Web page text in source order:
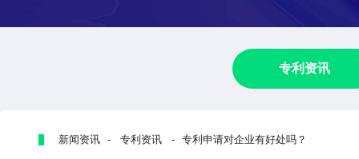
专利资讯
新闻资讯 - 专利资讯 - 专利申请对企业有好处吗？